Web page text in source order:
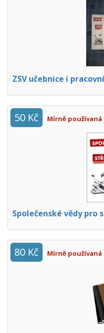
ZSV učebnice i
50 Kč Mírně používaná
Společenské vědy pro
80 Kč Mírně používaná